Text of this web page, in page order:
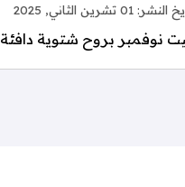
النشر:01 تشرين الثاني, 2025
نوفمبر بروح شتوية دافئة